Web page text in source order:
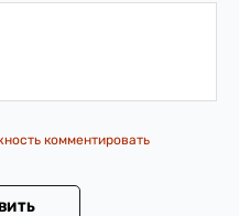
комментировать